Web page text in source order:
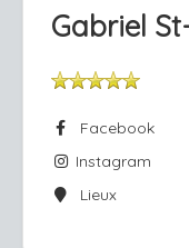
Gabriel
Facebook
Instagram
Lieux